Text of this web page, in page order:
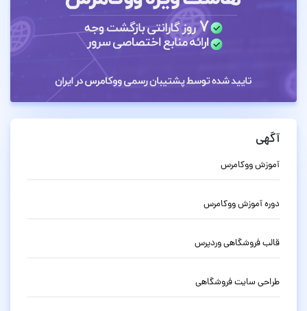
آگهی
آموزش ووکامرس
دوره آموزش ووکامرس
قالب فروشگاهی وردپرس
طراحی سایت فروشگاهی